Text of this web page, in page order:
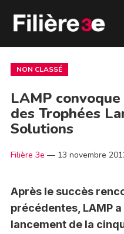
NON CLASSÉ
LAMP
des Trophées
Solutions
Filière 3e — 13 novembre
Après le succès
précédentes, LAMP
lancement de la